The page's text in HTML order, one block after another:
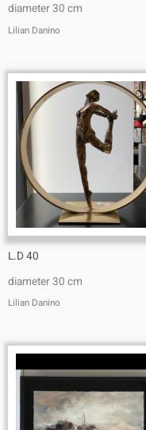
diameter 30 cm
Lilian Danino
L.D 40
diameter 30 cm
Lilian Danino